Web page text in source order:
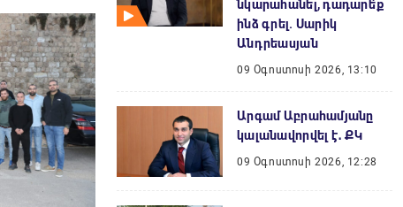
նկարահանել, դադարե՛ք
ինձ գրել. Սարիկ
Անդրեասյան
09 Օգոստոսի 2026, 13:10
Արգամ Աբրահամյանը
կալանավորվել է․ ՔԿ
09 Օգոստոսի 2026, 12:28